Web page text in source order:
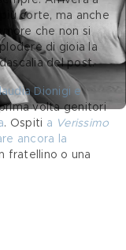
corte, ma anche
che non si
di gioia la
del post.
Dionigi e
volta genitori
. Ospiti a Verissimo
ancora la
fratellino o una